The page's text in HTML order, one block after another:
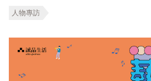
人物專訪